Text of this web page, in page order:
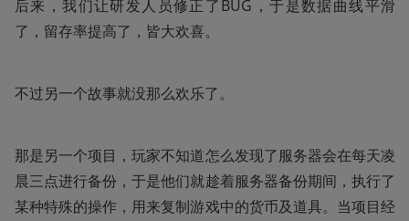
后来，我们让研发人员修正了BUG，于是数据曲线平滑
了，留存率提高了，皆大欢喜。
不过另一个故事就没那么欢乐了。
那是另一个项目，玩家不知道怎么发现了服务器会在每天凌
晨三点进行备份，于是他们就趁着服务器备份期间，执行了
某种特殊的操作，用来复制游戏中的货币及道具。当项目经